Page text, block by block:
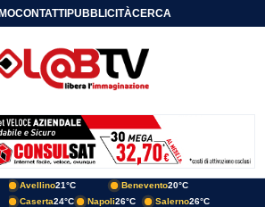
CONTATTIPUBBLICITÀCERCA
Avellino21°C Benevento20°C
Caserta24°C Napoli26°C Salerno26°C